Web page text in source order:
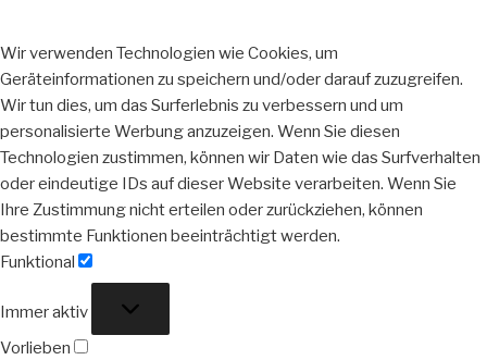
Wir verwenden Technologien wie Cookies, um
Geräteinformationen zu speichern und/oder darauf zuzugreifen.
Wir tun dies, um das Surferlebnis zu verbessern und um
personalisierte Werbung anzuzeigen. Wenn Sie diesen
Technologien zustimmen, können wir Daten wie das Surfverhalten
oder eindeutige IDs auf dieser Website verarbeiten. Wenn Sie
Ihre Zustimmung nicht erteilen oder zurückziehen, können
bestimmte Funktionen beeinträchtigt werden.
Funktional
Immer aktiv
Vorlieben